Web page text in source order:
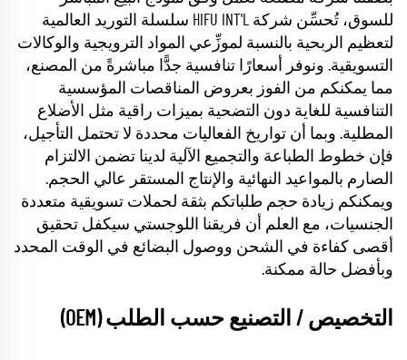
للسوق، تُحسِّن شركة HIFU INT'L سلسلة التوريد العالمية
لتعظيم الربحية بالنسبة لموزِّعي المواد الترويجية والوكالات
التسويقية. ونوفر أسعارًا تنافسية جدًّا مباشرةً من المصنع،
مما يمكنكم من الفوز بعروض المناقصات المؤسسية
التنافسية للغاية دون التضحية بميزات راقية مثل الأضلاع
المطلية. وبما أن تواريخ الفعاليات محددة لا تحتمل التأجيل،
فإن خطوط الطباعة والتجميع الآلية لدينا تضمن الالتزام
الصارم بالمواعيد النهائية والإنتاج المستقر عالي الحجم.
ويمكنكم زيادة حجم طلباتكم بثقة لحملات تسويقية متعددة
الجنسيات، مع العلم أن فريقنا اللوجستي سيكفل تحقيق
أقصى كفاءة في الشحن ووصول البضائع في الوقت المحدد
وبأفضل حالة ممكنة.
التخصيص / التصنيع حسب الطلب (OEM)